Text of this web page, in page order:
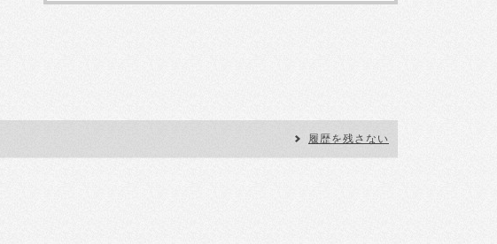
履歴を残さない